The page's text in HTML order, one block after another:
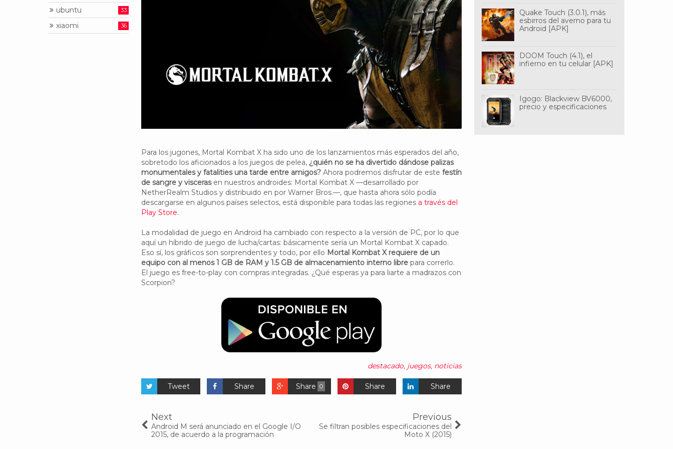
Para los jugones, Mortal Kombat X ha sido uno de los lanzamientos más esperados del año,
sobretodo los aficionados a los juegos de pelea, ¿quién no se ha divertido dándose palizas
monumentales y fatalities una tarde entre amigos? Ahora podremos disfrutar de este festín
de sangre y viscerasen nuestros androides: Mortal Kombat X —desarrollado por
NetherRealm Studios y distribuido en por Warner Bros.—, que hasta ahora sólo podía
descargarse en algunos países selectos, está disponible para todas las regiones a través del
Play Store.
La modalidad de juego en Android ha cambiado con respecto a la versión de PC, por lo que
aquí un híbrido de juego de lucha/cartas: básicamente sería un Mortal Kombat X capado.
Eso sí, los gráficos son sorprendentes y todo, por ello Mortal Kombat X requiere de un
equipo con al menos 1 GB de RAM y 1.5 GB de almacenamiento interno libre para correrlo.
El juego es free-to-play con compras integradas. ¿Qué esperas ya para liarte a madrazos con
Scorpion?
destacado, juegos, noticias
Tweet Share 0
Share Share Share
Next
Android M será anunciado en el Google I/O
2015, de acuerdo a la programación
Previous
Se filtran posibles especificaciones del
Moto X (2015)
Quake Touch (3.0.1), más
esbirros del averno para tu
Android [APK]
DOOM Touch (4.1), el
infierno en tu celular [APK]
Igogo: Blackview BV6000,
precio y especificaciones
ubuntu 33
xiaomi 36